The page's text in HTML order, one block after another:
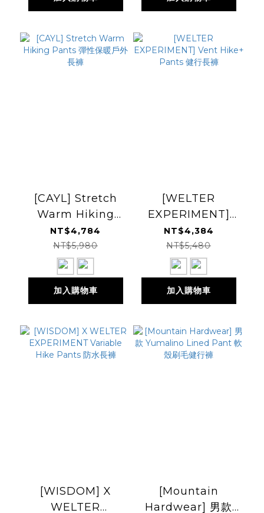
[CAYL] Stretch
Warm Hiking
Pants 彈性保暖戶
外長褲
NT$4,784
NT$5,980
加入購物車
[WELTER
EXPERIMENT]
Vent Hike+ Pants
健行長褲
NT$4,384
NT$5,480
加入購物車
[WISDOM] X
WELTER
[Mountain
Hardwear] 男款